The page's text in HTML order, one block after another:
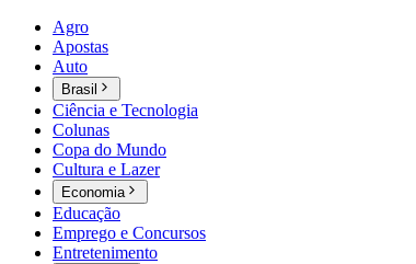
Agro
Apostas
Auto
Brasil
Ciência e Tecnologia
Colunas
Copa do Mundo
Cultura e Lazer
Economia
Educação
Emprego e Concursos
Entretenimento